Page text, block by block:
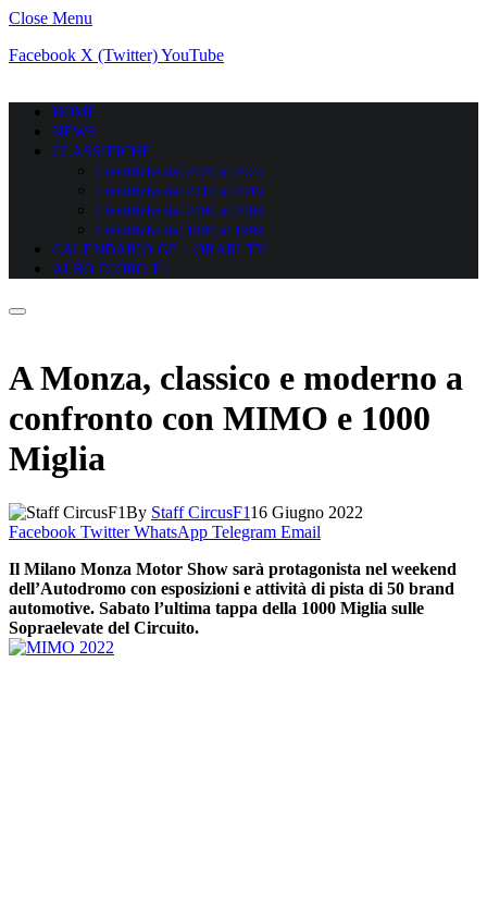
Close Menu
Facebook X (Twitter)YouTube
HOME
NEWS
CLASSIFICHE
Classifiche dal 2020 al 2025
Classifiche dal 2010 al 2019
Classifiche dal 2000 al 2009
Classifiche dal 1990 al 1999
CALENDARIO GP + ORARI TV
ALBO D’ORO F1
A Monza, classico e moderno a
confronto con MIMO e 1000
Miglia
By Staff CircusF116 Giugno 2022
Facebook Twitter WhatsApp Telegram Email
Il Milano Monza Motor Show sarà protagonista nel weekend
dell’Autodromo con esposizioni e attività di pista di 50 brand
automotive. Sabato l’ultima tappa della 1000 Miglia sulle
Sopraelevate del Circuito.